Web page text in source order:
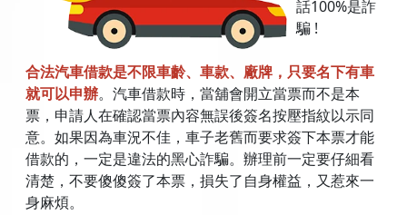
話100%是詐
騙 !
合法汽車借款是不限車齡、車款、廠牌，只要名下有車
就可以申辦。汽車借款時，當舖會開立當票而不是本
票，申請人在確認當票內容無誤後簽名按壓指紋以示同
意。如果因為車況不佳，車子老舊而要求簽下本票才能
借款的，一定是違法的黑心詐騙。辦理前一定要仔細看
清楚，不要傻傻簽了本票，損失了自身權益，又惹來一
身麻煩。